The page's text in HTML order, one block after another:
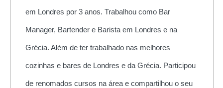
em Londres por 3 anos. Trabalhou como Bar
Manager, Bartender e Barista em Londres e na
Grécia. Além de ter trabalhado nas melhores
cozinhas e bares de Londres e da Grécia. Participou
de renomados cursos na área e compartilhou o seu